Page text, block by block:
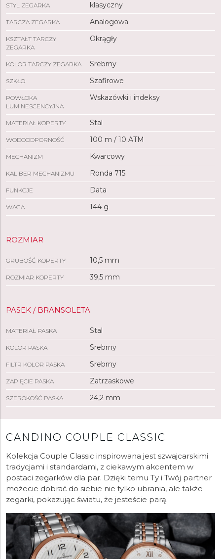
STYL ZEGARKA klasyczny
TARCZA ZEGARKA Analogowa
KSZTAŁT TARCZY
ZEGARKA
Okrągły
KOLOR TARCZY ZEGARKA Srebrny
SZKŁO Szafirowe
POWŁOKA
LUMINESCENCYJNA
Wskazówki i indeksy
MATERIAŁ KOPERTY Stal
WODOODPORNOŚĆ 100 m / 10 ATM
MECHANIZM Kwarcowy
KALIBER MECHANIZMU Ronda 715
FUNKCJE Data
WAGA 144 g
ROZMIAR
GRUBOŚĆ KOPERTY 10,5 mm
ROZMIAR KOPERTY 39,5 mm
PASEK / BRANSOLETA
MATERIAŁ PASKA Stal
KOLOR PASKA Srebrny
FILTR KOLOR PASKA Srebrny
ZAPIĘCIE PASKA Zatrzaskowe
SZEROKOŚĆ PASKA 24,2 mm
CANDINO COUPLE CLASSIC
Kolekcja Couple Classic inspirowana jest szwajcarskimi
tradycjami i standardami, z ciekawym akcentem w
postaci zegarków dla par. Dzięki temu Ty i Twój partner
możecie dobrać do siebie nie tylko ubrania, ale także
zegarki, pokazując światu, że jesteście parą.